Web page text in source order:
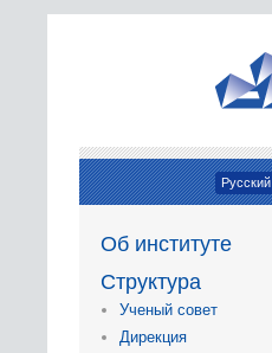
Русский
Об институте
Структура
Ученый совет
Дирекция